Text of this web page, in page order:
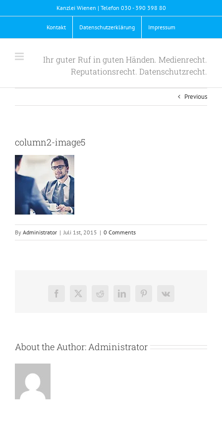
to
Kanzlei Wienen | Telefon 030 - 390 398 80
Kontakt Datenschutzerklärung Impressum
Ihr guter Ruf in guten Händen. Medienrecht.
Reputationsrecht. Datenschutzrecht.
Previous
column2-image5
By Administrator | Juli 1st, 2015 | 0 Comments
Facebook
X RedditLinkedInPinterest
Vk
About the Author:Administrator